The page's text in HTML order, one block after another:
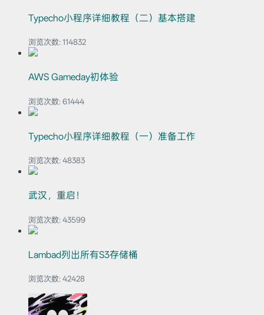
Typecho小程序详细教程（二）基本搭建
浏览次数: 114832
AWS Gameday初体验
浏览次数: 61444
Typecho小程序详细教程（一）准备工作
浏览次数: 48383
武汉，重启！
浏览次数: 43599
Lambad列出所有S3存储桶
浏览次数: 42428